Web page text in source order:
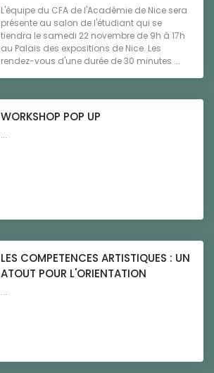
L'équipe du CFA de l'Académie de Nice sera
présente au salon de l'étudiant qui se
tiendra le samedi 22 novembre de 9h à 17h
au Palais des expositions de Nice. Les
rendez-vous d'une durée de 30 minutes ...
WORKSHOP POP UP
...
LES COMPETENCES ARTISTIQUES : UN
ATOUT POUR L'ORIENTATION
...